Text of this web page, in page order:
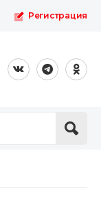
Регистрация